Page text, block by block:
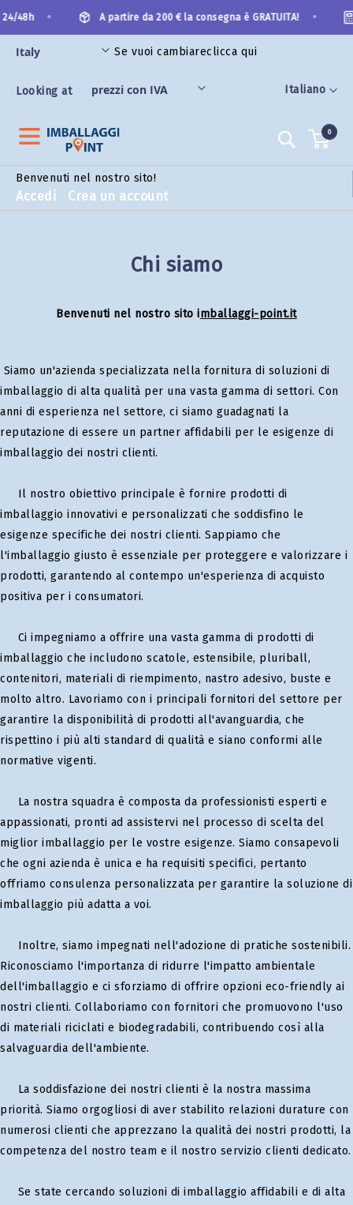
al
contenuto
Lingua
Italiano
48h A partire da 200 € la consegna è GRATUITA!
Se vuoi cambiareclicca qui
Looking at
Search
Benvenuti nel nostro sito!
Accedi Crea un account
0
Chi siamo
Benvenuti nel nostro sito imballaggi-point.it
Siamo un'azienda specializzata nella fornitura di soluzioni di
imballaggio di alta qualità per una vasta gamma di settori. Con
anni di esperienza nel settore, ci siamo guadagnati la
reputazione di essere un partner affidabili per le esigenze di
imballaggio dei nostri clienti.
Il nostro obiettivo principale è fornire prodotti di
imballaggio innovativi e personalizzati che soddisfino le
esigenze specifiche dei nostri clienti. Sappiamo che
l'imballaggio giusto è essenziale per proteggere e valorizzare i
prodotti, garantendo al contempo un'esperienza di acquisto
positiva per i consumatori.
Ci impegniamo a offrire una vasta gamma di prodotti di
imballaggio che includono scatole, estensibile, pluriball,
contenitori, materiali di riempimento, nastro adesivo, buste e
molto altro. Lavoriamo con i principali fornitori del settore per
garantire la disponibilità di prodotti all'avanguardia, che
rispettino i più alti standard di qualità e siano conformi alle
normative vigenti.
La nostra squadra è composta da professionisti esperti e
appassionati, pronti ad assistervi nel processo di scelta del
miglior imballaggio per le vostre esigenze. Siamo consapevoli
che ogni azienda è unica e ha requisiti specifici, pertanto
offriamo consulenza personalizzata per garantire la soluzione di
imballaggio più adatta a voi.
Inoltre, siamo impegnati nell'adozione di pratiche sostenibili.
Riconosciamo l'importanza di ridurre l'impatto ambientale
dell'imballaggio e ci sforziamo di offrire opzioni eco-friendly ai
nostri clienti. Collaboriamo con fornitori che promuovono l'uso
di materiali riciclati e biodegradabili, contribuendo così alla
salvaguardia dell'ambiente.
La soddisfazione dei nostri clienti è la nostra massima
priorità. Siamo orgogliosi di aver stabilito relazioni durature con
numerosi clienti che apprezzano la qualità dei nostri prodotti, la
competenza del nostro team e il nostro servizio clienti dedicato.
Se state cercando soluzioni di imballaggio affidabili e di alta